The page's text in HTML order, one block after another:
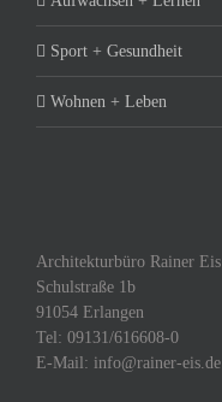
Sport + Gesundheit
Wohnen + Leben
Architekturbüro Rainer Eis
Schulstraße 1b
91054 Erlangen
Tel: 09131/616608-0
E-Mail: info@rainer-eis.de